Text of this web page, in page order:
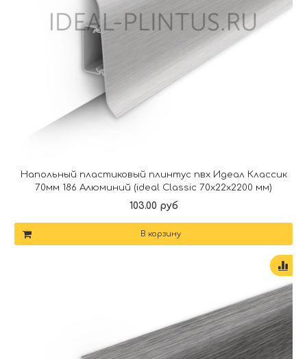
Напольный пластиковый плинтус пвх Идеал Классик
70мм 186 Алюминий (ideal Classic 70х22х2200 мм)
103.00 руб
В корзину